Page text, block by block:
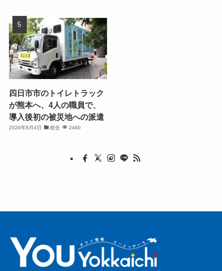
四日市市のトイレトラック
が熊本へ、4人の職員で、
導入後初の被災地への派遣
2026年8月4日 総合 2460